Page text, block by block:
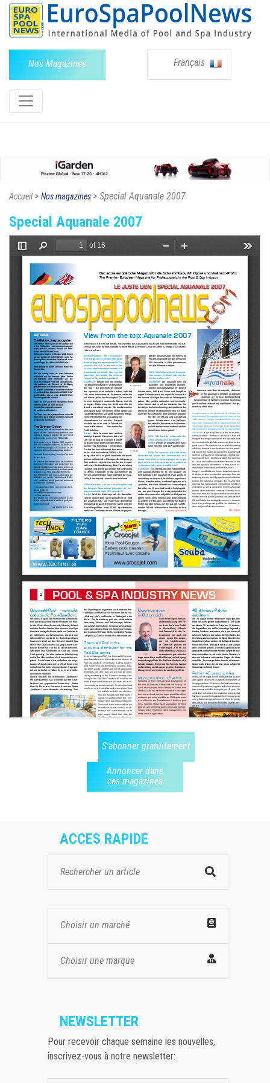
Nos Magazines Français
Accueil> Nos magazines> Special Aquanale 2007
Special Aquanale 2007
S'abonner gratuitement
Annoncer dans
ces magazines
ACCES RAPIDE
Choisir un marché
Choisir une marque
NEWSLETTER
Pour recevoir chaque semaine les nouvelles,
inscrivez-vous à notre newsletter: